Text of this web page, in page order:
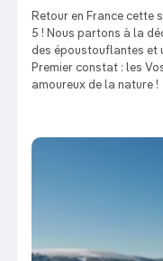
Retour en France cette
5 ! Nous partons à la
des époustouflantes et
Premier constat : les
amoureux de la nature !